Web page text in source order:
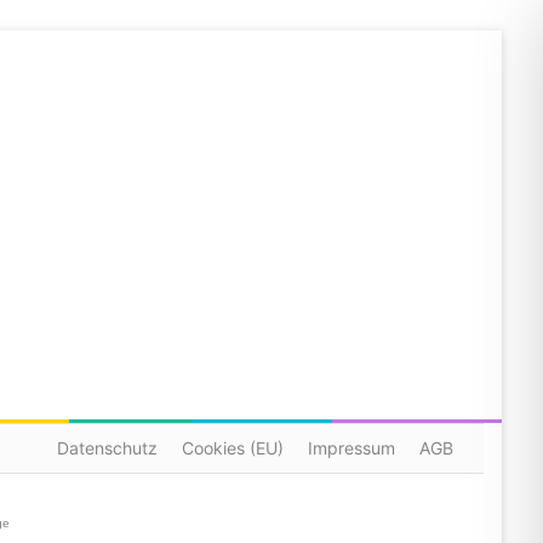
Datenschutz Cookies (EU) Impressum AGB